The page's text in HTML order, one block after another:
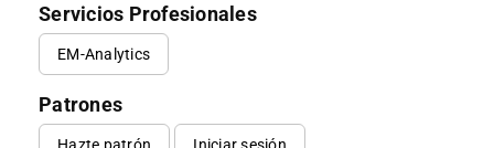
Servicios Profesionales
EM-Analytics
Patrones
Hazte patrón Iniciar sesión